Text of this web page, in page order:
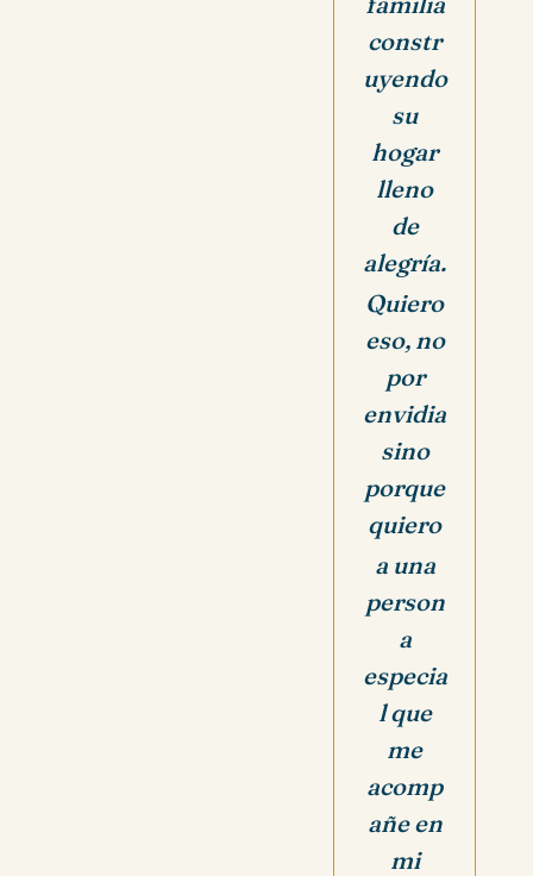
constr
uyendo
su
hogar
lleno
de
alegría.
Quiero
eso, no
por
envidia
sino
porque
quiero
a una
person
a
especia
l que
me
acomp
añe en
mi